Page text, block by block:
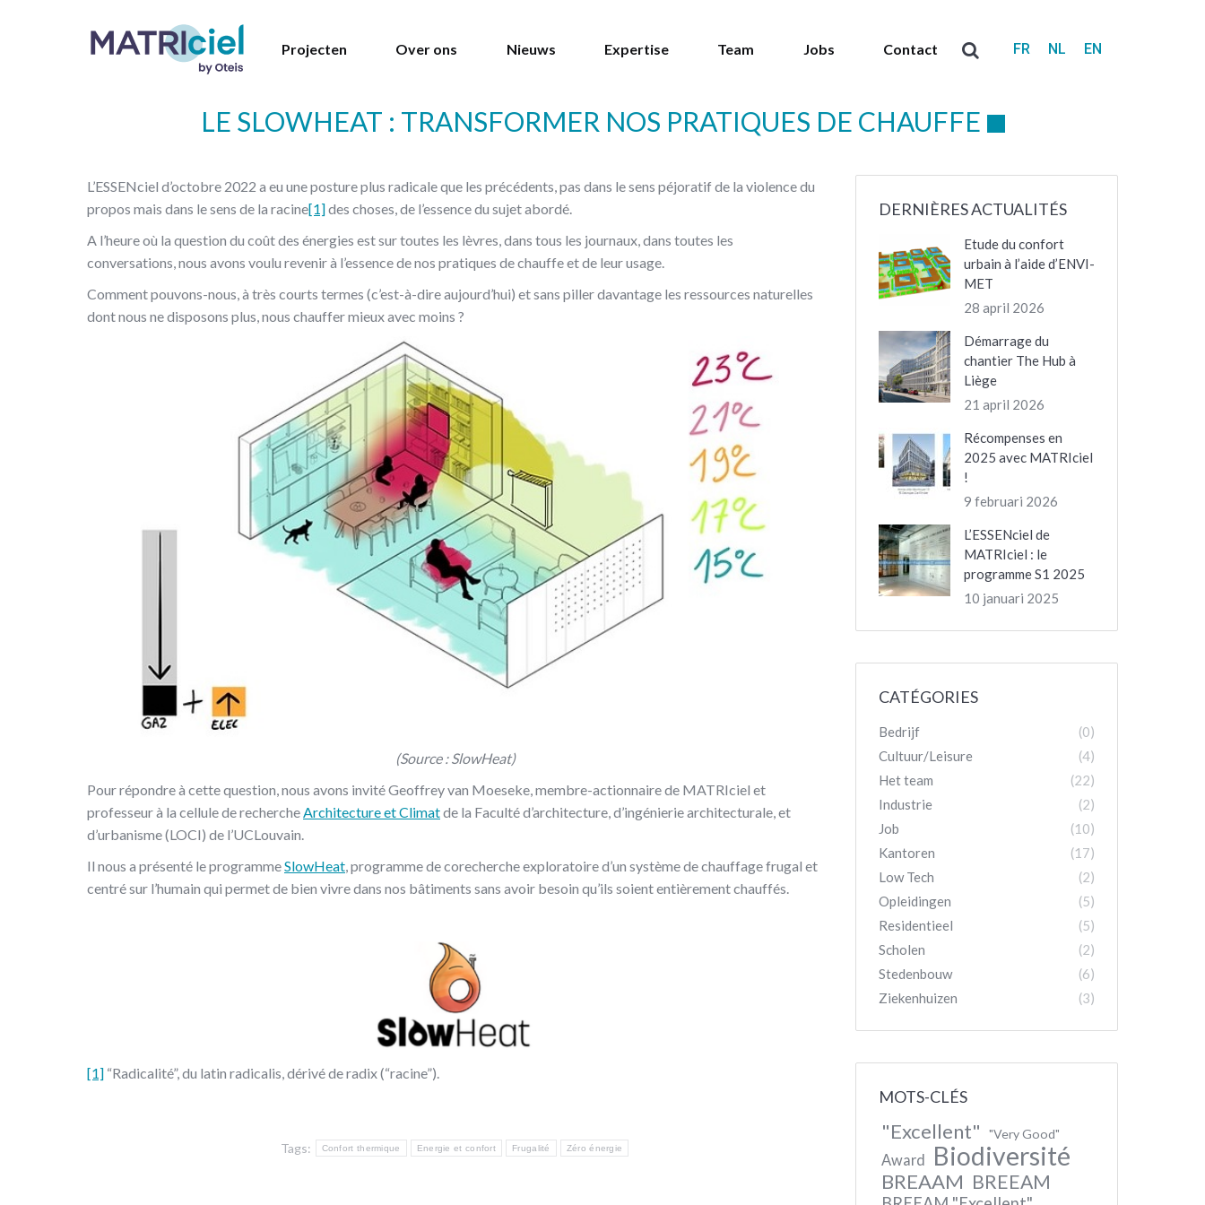
Projecten Over ons Nieuws Expertise Team Jobs Contact Search: FR NL EN
LE SLOWHEAT : TRANSFORMER NOS PRATIQUES DE CHAUFFE
L’ESSENciel d’octobre 2022 a eu une posture plus radicale que les précédents, pas dans le sens péjoratif de la violence du
propos mais dans le sens de la racine[1]des choses, de l’essence du sujet abordé.
A l’heure où la question du coût des énergies est sur toutes les lèvres, dans tous les journaux, dans toutes les
conversations, nous avons voulu revenir à l’essence de nos pratiques de chauffe et de leur usage.
Comment pouvons-nous, à très courts termes (c’est-à-dire aujourd’hui) et sans piller davantage les ressources naturelles
dont nous ne disposons plus, nous chauffer mieux avec moins ?
(Source : SlowHeat)
Pour répondre à cette question, nous avons invité Geoffrey van Moeseke, membre-actionnaire de MATRIciel et
professeur à la cellule de rechercheArchitecture et Climatde la Faculté d’architecture, d’ingénierie architecturale, et
d’urbanisme (LOCI) de l’UCLouvain.
Il nous a présenté le programmeSlowHeat, programme de corecherche exploratoire d’un système de chauffage frugal et
centré sur l’humain qui permet de bien vivre dans nos bâtiments sans avoir besoin qu’ils soient entièrement chauffés.
[1] “Radicalité”, du latin radicalis, dérivé de radix (“racine”).
Tags: Confort thermique Energie et confort Frugalité Zéro énergie
DERNIÈRES ACTUALITÉS
Etude du confort
urbain à l’aide d’ENVI-
MET
28 april 2026
Démarrage du
chantier The Hub à
Liège
21 april 2026
Récompenses en
2025 avec MATRIciel
!
9 februari 2026
L’ESSENciel de
MATRIciel : le
programme S1 2025
10 januari 2025
CATÉGORIES
Bedrijf
(0)
Cultuur/Leisure
(4)
Het team
(22)
Industrie
(2)
Job
(10)
Kantoren
(17)
Low Tech
(2)
Opleidingen
(5)
Residentieel
(5)
Scholen
(2)
Stedenbouw
(6)
Ziekenhuizen
(3)
MOTS-CLÉS
"Excellent" "Very Good"
Award Biodiversité
BREAAM BREEAM